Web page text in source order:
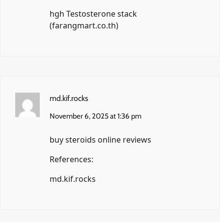
hgh Testosterone stack
(farangmart.co.th)
md.kif.rocks
November 6, 2025 at 1:36 pm
buy steroids online reviews
References:
md.kif.rocks